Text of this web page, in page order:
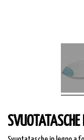
SVUOTATASCHE